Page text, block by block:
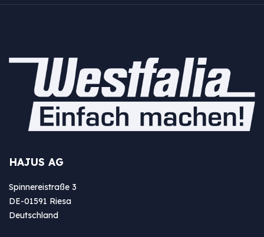
HAJUS AG
Spinnereistraße 3
DE-01591 Riesa
Deutschland